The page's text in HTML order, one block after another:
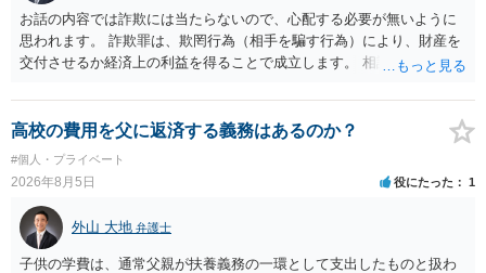
お話の内容では詐欺には当たらないので、心配する必要が無いように
思われます。 詐欺罪は、欺罔行為（相手を騙す行為）により、財産を
交付させるか経済上の利益を得ることで成立します。 相談者さんは、
ので、詐欺罪の実行行為性が無く罪に問うことはできません。 おそら
く、相手が真実を話せば警察も取り合わないと思いますが、虚偽の内
容を述べた場合は、捜査はあるかもしれません。 ただし、捜査におい
て、真実を説明すれば、「ちゃんと返しなさいよ」程度の注意で済む
ことだと思われます。 また、返せるお金が無いのであれば、返せない
のは致し方ありません。真摯に分割して支払うことを相手に告げてい
くのみでしょう。 以上、ご参考まで。
高校の費用を父に返済する義務はあるのか？
#個人・プライベート
2026年8月5日 役にたった 1
外山 大地 弁護士
子供の学費は、通常父親が扶養義務の一環として支出したものと扱わ